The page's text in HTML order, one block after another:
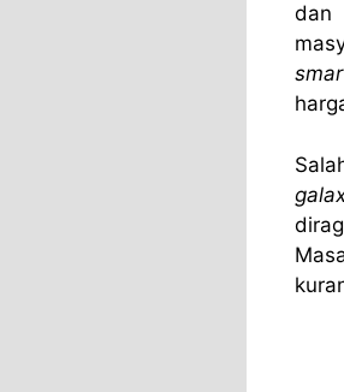
dan